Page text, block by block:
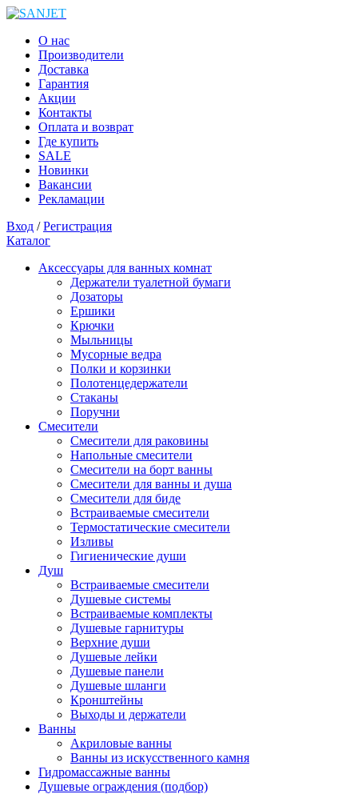
О нас
Производители
Доставка
Гарантия
Акции
Контакты
Оплата и возврат
Где купить
SALE
Новинки
Вакансии
Рекламации
Вход /Регистрация
Каталог
Аксессуары для ванных комнат
Держатели туалетной бумаги
Дозаторы
Ершики
Крючки
Мыльницы
Мусорные ведра
Полки и корзинки
Полотенцедержатели
Стаканы
Поручни
Смесители
Смесители для раковины
Напольные смесители
Смесители на борт ванны
Смесители для ванны и душа
Смесители для биде
Встраиваемые смесители
Термостатические смесители
Изливы
Гигиенические души
Душ
Встраиваемые смесители
Душевые системы
Встраиваемые комплекты
Душевые гарнитуры
Верхние души
Душевые лейки
Душевые панели
Душевые шланги
Кронштейны
Выходы и держатели
Ванны
Акриловые ванны
Ванны из искусственного камня
Гидромассажные ванны
Душевые ограждения (подбор)